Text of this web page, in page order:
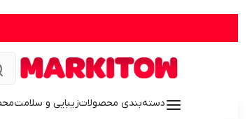
دسته‌بندی محصولاتزیبایی و سلامت